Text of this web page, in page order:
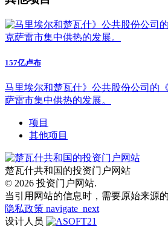
157亿卢布
马里埃尔和楚瓦什》公共股份公司的
萨雷市集中供热的发展。
项目
其他项目
楚瓦什共和国的投资门户网站
© 2026 投资门户网站.
当引用网站的信息时，需要原始来源的
隐私政策 navigate_next
设计人员